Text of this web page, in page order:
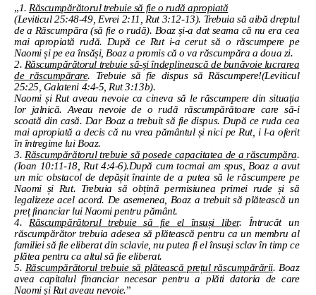
„1. Răscumpărătorul trebuie să fie o rudă apropiată
(Leviticul 25:48-49, Evrei 2:11, Rut 3:12-13). Trebuia să aibă dreptul
de a Răscumpăra (să fie o rudă). Boaz și-a dat seama că nu era cea
mai apropiată rudă. După ce Rut i-a cerut să o răscumpere pe
Naomi și pe ea însăși, Boaz a promis că o va răscumpăra a doua zi.
2. Răscumpărătorul trebuie să-și îndeplinească de bunăvoie lucrarea
de răscumpărare. Trebuie să fie dispus să Răscumpere!(Leviticul
25:25, Galateni 4:4-5, Rut 3:13b).
Naomi și Rut aveau nevoie ca cineva să le răscumpere din situația
lor jalnică. Aveau nevoie de o rudă răscumpărătoare care să-i
scoată din casă. Dar Boaz a trebuit să fie dispus. După ce ruda cea
mai apropiată a decis că nu vrea pământul și nici pe Rut, i l-a oferit
în întregime lui Boaz.
3. Răscumpărătorul trebuie să posede capacitatea de a răscumpăra.
(Ioan 10:11-18, Rut 4:4-6).După cum tocmai am spus, Boaz a avut
un mic obstacol de depășit înainte de a putea să le răscumpere pe
Naomi și Rut. Trebuia să obțină permisiunea primei rude și să
legalizeze acel acord. De asemenea, Boaz a trebuit să plătească un
preț financiar lui Naomi pentru pământ.
4. Răscumpărătorul trebuie să fie el însuși liber. Întrucât un
răscumpărător trebuia adesea să plătească pentru ca un membru al
familiei să fie eliberat din sclavie, nu putea fi el însuși sclav în timp ce
plătea pentru ca altul să fie eliberat.
5. Răscumpărătorul trebuie să plătească prețul răscumpărării. Boaz
avea capitalul financiar necesar pentru a plăti datoria de care
Naomi și Rut aveau nevoie.”